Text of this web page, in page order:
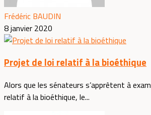
Frédéric BAUDIN
8 janvier 2020
Projet de loi relatif à la bioéthique
Alors que les sénateurs s’apprêtent à
relatif à la bioéthique, le...